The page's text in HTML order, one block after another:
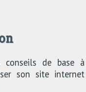
conseils de base à
son site internet